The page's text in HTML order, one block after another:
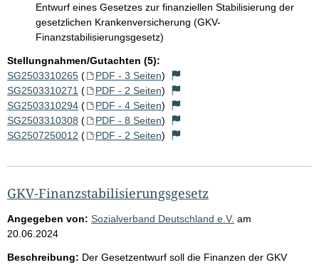
Entwurf eines Gesetzes zur finanziellen Stabilisierung der
gesetzlichen Krankenversicherung (GKV-
Finanzstabilisierungsgesetz)
Stellungnahmen/Gutachten (5):
SG2503310265 ( PDF - 3 Seiten)
SG2503310271 ( PDF - 2 Seiten)
SG2503310294 ( PDF - 4 Seiten)
SG2503310308 ( PDF - 8 Seiten)
SG2507250012 ( PDF - 2 Seiten)
GKV-Finanzstabilisierungsgesetz
Angegeben von: Sozialverband Deutschland e.V. am
20.06.2024
Beschreibung: Der Gesetzentwurf soll die Finanzen der GKV